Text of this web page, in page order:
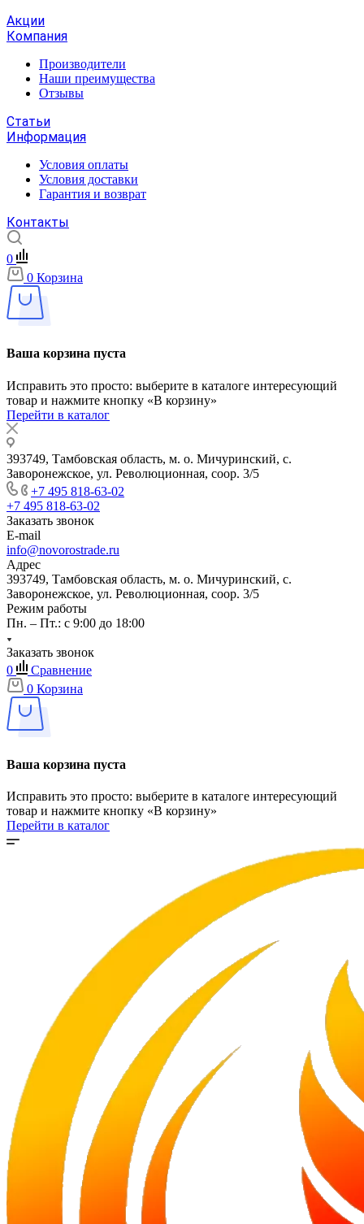
Акции
Компания
Производители
Наши преимущества
Отзывы
Статьи
Информация
Условия оплаты
Условия доставки
Гарантия и возврат
Контакты
0
0 Корзина
Ваша корзина пуста
Исправить это просто: выберите в каталоге интересующий
товар и нажмите кнопку «В корзину»
Перейти в каталог
393749, Тамбовская область, м. о. Мичуринский, с.
Заворонежское, ул. Революционная, соор. 3/5
+7 495 818-63-02
+7 495 818-63-02
Заказать звонок
E-mail
info@novorostrade.ru
Адрес
393749, Тамбовская область, м. о. Мичуринский, с.
Заворонежское, ул. Революционная, соор. 3/5
Режим работы
Пн. – Пт.: с 9:00 до 18:00
Заказать звонок
0
Сравнение
0 Корзина
Ваша корзина пуста
Исправить это просто: выберите в каталоге интересующий
товар и нажмите кнопку «В корзину»
Перейти в каталог